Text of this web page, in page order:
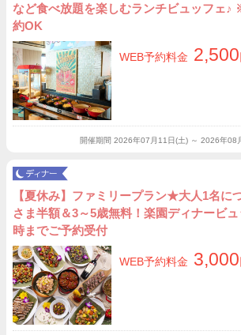
など食べ放題を楽しむランチビュッフェ♪
約OK
WEB予約料金 2,500
開催期間 2026年07月11日(土) ～ 2026年08
【夏休み】ファミリープラン★大人1名に
さま半額＆3～5歳無料！楽園ディナービ
時までご予約受付
WEB予約料金 3,000